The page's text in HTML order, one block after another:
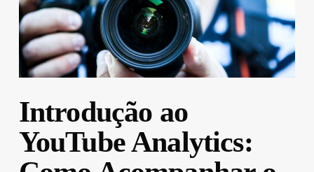
Introdução ao
YouTube Analytics: